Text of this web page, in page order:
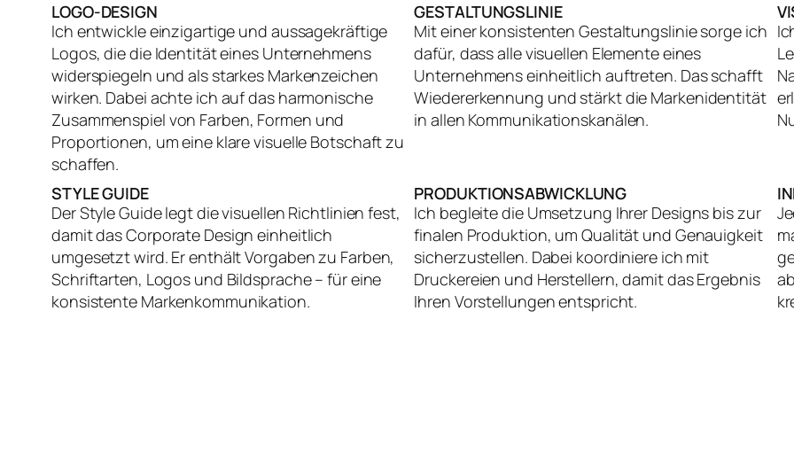
LOGO-DESIGN
Ich entwickle einzigartige und aussagekräftige
Logos, die die Identität eines Unternehmens
widerspiegeln und als starkes Markenzeichen
wirken. Dabei achte ich auf das harmonische
Zusammenspiel von Farben, Formen und
Proportionen, um eine klare visuelle Botschaft zu
schaffen.
GESTALTUNGSLINIE
Mit einer konsistenten Gestaltungslinie sorge ich
dafür, dass alle visuellen Elemente eines
Unternehmens einheitlich auftreten. Das schafft
Wiedererkennung und stärkt die Markenidentität
in allen Kommunikationskanälen.
STYLE GUIDE
Der Style Guide legt die visuellen Richtlinien fest,
damit das Corporate Design einheitlich
umgesetzt wird. Er enthält Vorgaben zu Farben,
Schriftarten, Logos und Bildsprache – für eine
konsistente Markenkommunikation.
PRODUKTIONSABWICKLUNG
Ich begleite die Umsetzung Ihrer Designs bis zur
finalen Produktion, um Qualität und Genauigkeit
sicherzustellen. Dabei koordiniere ich mit
Druckereien und Herstellern, damit das Ergebnis
Ihren Vorstellungen entspricht.